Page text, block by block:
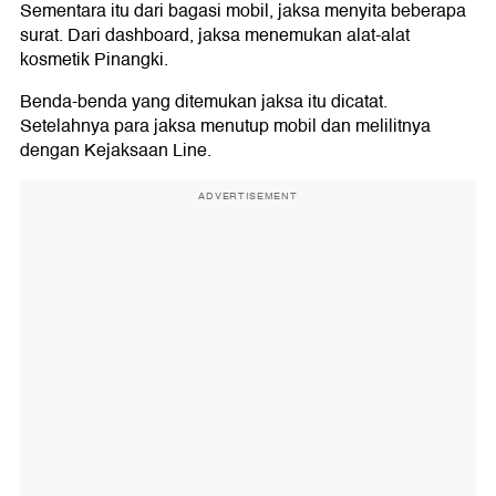
Sementara itu dari bagasi mobil, jaksa menyita beberapa
surat. Dari dashboard, jaksa menemukan alat-alat
kosmetik Pinangki.
Benda-benda yang ditemukan jaksa itu dicatat.
Setelahnya para jaksa menutup mobil dan melilitnya
dengan Kejaksaan Line.
ADVERTISEMENT